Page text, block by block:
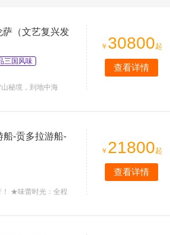
萨（文艺复兴发
三国风味​
秘境，到地中海
￥ 30800起
查看详情
船-贡多拉游船-
！ ★味蕾时光：全程
￥ 21800起
查看详情